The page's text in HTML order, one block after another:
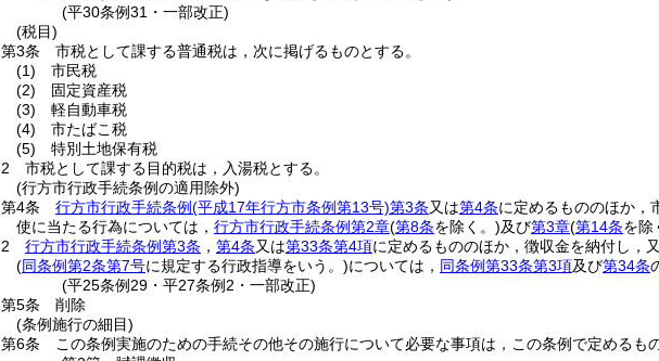
(平30条例31・一部改正)
(税目)
第3条
市税として課する普通税は，次に掲げるものとする。
(1)
市民税
(2)
固定資産税
(3)
軽自動車税
(4)
市たばこ税
(5)
特別土地保有税
2
市税として課する目的税は，入湯税とする。
(行方市行政手続条例の適用除外)
第4条
行方市行政手続条例(平成17年行方市条例第13号)第3条又は第4条に定めるもののほか，
使に当たる行為については， 行方市行政手続条例第2章(第8条を除く。)及び第3章(第14条を除
2
行方市行政手続条例第3条 ， 第4条又は第33条第4項に定めるもののほか，徴収金を納付し，
(同条例第2条第7号に規定する行政指導をいう。)については， 同条例第33条第3項及び第34条
(平25条例29・平27条例2・一部改正)
第5条
削除
(条例施行の細目)
第6条
この条例実施のための手続その他その施行について必要な事項は，この条例で定めるも